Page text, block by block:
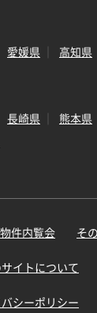
愛媛県 高知県
長崎県 熊本県
物件内覧会 そ
イトについて
シーポリシー